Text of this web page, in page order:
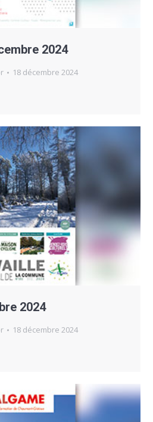
2024
18 décembre 2024
2024
18 décembre 2024